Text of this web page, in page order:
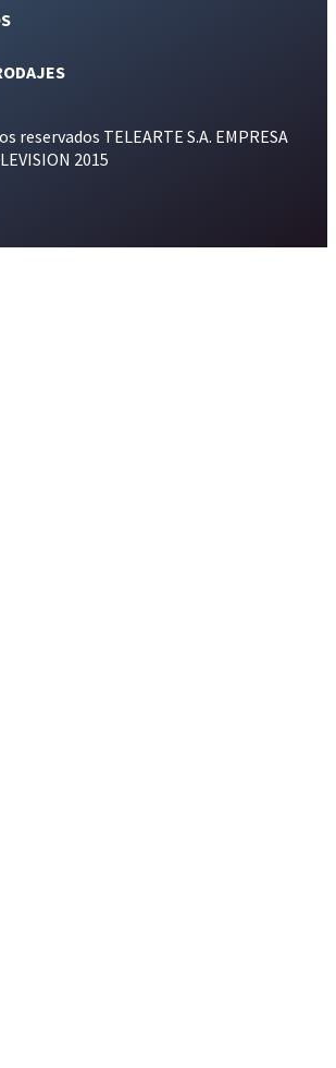
reservados TELEARTE S.A. EMPRESA
2015